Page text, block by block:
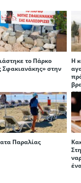
το Πάρκο
Σφακιανάκης» στην
Η
Παραλίας